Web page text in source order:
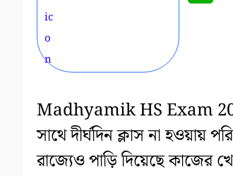
Madhyamik HS Exam
সাথে দীর্ঘদিন ক্লাস না
রাজ্যেও পাড়ি দিয়েছে কাজের